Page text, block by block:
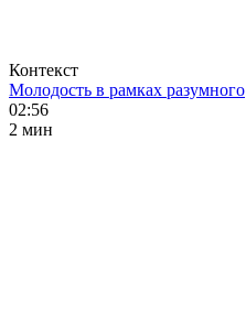
Контекст
Молодость в рамках разумного
02:56
2 мин